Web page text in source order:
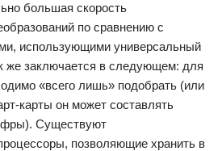
большая скорость
по сравнению с
использующими универсальный
же заключается в следующем: для
«всего лишь» подобрать (или
карты он может составлять
Существуют
позволяющие хранить в